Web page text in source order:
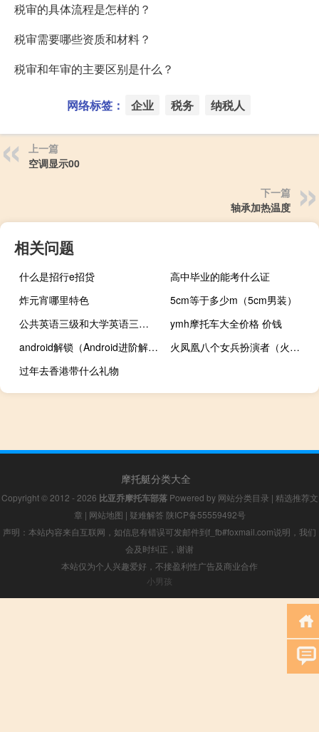
税审的具体流程是怎样的？
税审需要哪些资质和材料？
税审和年审的主要区别是什么？
网络标签： 企业 税务 纳税人
上一篇
空调显示00
下一篇
轴承加热温度
相关问题
什么是招行e招贷
高中毕业的能考什么证
炸元宵哪里特色
5cm等于多少m（5cm男装）
公共英语三级和大学英语三级有什么区别
ymh摩托车大全价格 价钱
android解锁（Android进阶解密简介）
火凤凰八个女兵扮演者（火凤凰出装）
过年去香港带什么礼物
摩托艇分类大全
Copyright © 2012 - 2026 比亚乔摩托车部落Powered by 网站分类目录 | 精选推荐文
章 | 网站地图 | 疑难解答 陕ICP备55559492号
声明：本站内容来自互联网，如信息有错误可发邮件到f_fb#foxmail.com说明，我们
会及时纠正，谢谢
本站仅为个人兴趣爱好，不接盈利性广告及商业合作
小男孩